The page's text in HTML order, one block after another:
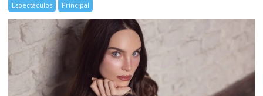
Espectáculos Principal